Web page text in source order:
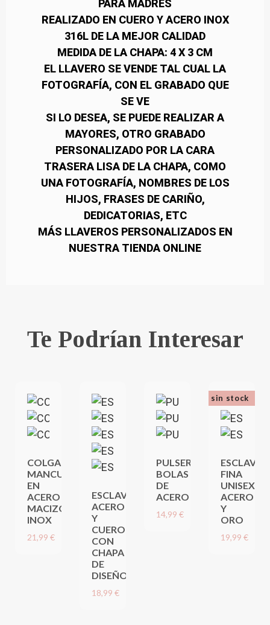
PARA MADRES
REALIZADO EN CUERO Y ACERO INOX
316L DE LA MEJOR CALIDAD
MEDIDA DE LA CHAPA: 4 X 3 CM
EL LLAVERO SE VENDE TAL CUAL LA
FOTOGRAFÍA, CON EL GRABADO QUE
SE VE
SI LO DESEA, SE PUEDE REALIZAR A
MAYORES, OTRO GRABADO
PERSONALIZADO POR LA CARA
TRASERA LISA DE LA CHAPA, COMO
UNA FOTOGRAFÍA, NOMBRES DE LOS
HIJOS, FRASES DE CARIÑO,
DEDICATORIAS, ETC
MÁS LLAVEROS PERSONALIZADOS EN
NUESTRA TIENDA ONLINE
Te Podrían Interesar
COLGANTE
MANCUERNAS
EN
ACERO
MACIZO
INOX
21,99 €
ESCLAVA
ACERO
Y
CUERO
CON
CHAPA
DE
DISEÑO
18,99 €
PULSERA
BOLAS
DE
ACERO
14,99 €
ESCLAVA
FINA
UNISEX,
ACERO
Y
ORO
19,99 €
sin stock